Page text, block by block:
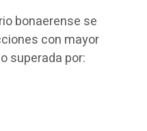
bonaerense se
con mayor
superada por: